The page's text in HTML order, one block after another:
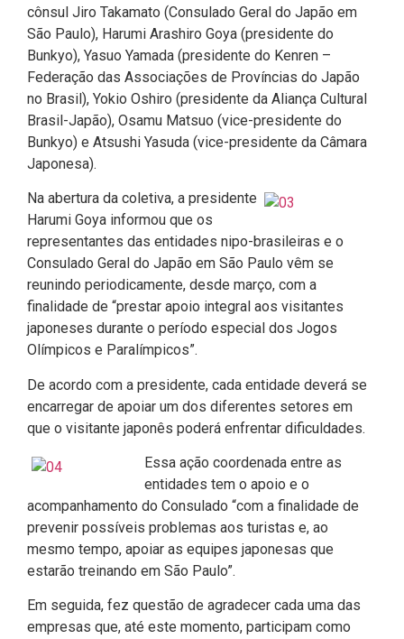
cônsul Jiro Takamato (Consulado Geral do Japão em
São Paulo), Harumi Arashiro Goya (presidente do
Bunkyo), Yasuo Yamada (presidente do Kenren –
Federação das Associações de Províncias do Japão
no Brasil), Yokio Oshiro (presidente da Aliança Cultural
Brasil-Japão), Osamu Matsuo (vice-presidente do
Bunkyo) e Atsushi Yasuda (vice-presidente da Câmara
Japonesa).
Na abertura da coletiva, a presidente
Harumi Goya informou que os
representantes das entidades nipo-brasileiras e o
Consulado Geral do Japão em São Paulo vêm se
reunindo periodicamente, desde março, com a
finalidade de “prestar apoio integral aos visitantes
japoneses durante o período especial dos Jogos
Olímpicos e Paralímpicos”.
De acordo com a presidente, cada entidade deverá se
encarregar de apoiar um dos diferentes setores em
que o visitante japonês poderá enfrentar dificuldades.
Essa ação coordenada entre as
entidades tem o apoio e o
acompanhamento do Consulado “com a finalidade de
prevenir possíveis problemas aos turistas e, ao
mesmo tempo, apoiar as equipes japonesas que
estarão treinando em São Paulo”.
Em seguida, fez questão de agradecer cada uma das
empresas que, até este momento, participam como